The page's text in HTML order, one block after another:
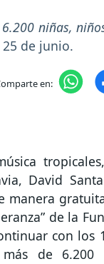
niñas,
de junio.
en:
David
manera
de la
con los
de 6.200